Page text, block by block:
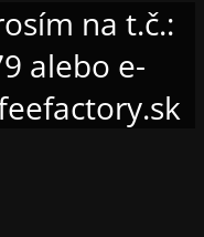
na t.č.:
alebo e-